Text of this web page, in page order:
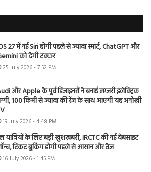
27 में नई Siri होगी पहले से ज्यादा स्मार्ट, ChatGPT और
को देगी टक्कर
25 July 2026 - 7:52 PM
और Apple के पूर्व डिजाइनरों ने बनाई लग्जरी इलेक्ट्रिक
100 किमी से ज्यादा की रेंज के साथ आएगी यह अनोखी
19 July 2026 - 4:48 PM
यात्रियों के लिए बड़ी खुशखबरी, IRCTC की नई वेबसाइट
टिकट बुकिंग होगी पहले से आसान और तेज
16 July 2026 - 1:45 PM